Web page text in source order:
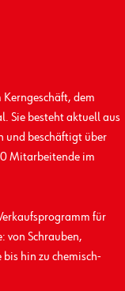
dem
Sie besteht aktuell aus
und beschäftigt über
Mitarbeitende im
für
von Schrauben,
hin zu chemisch-